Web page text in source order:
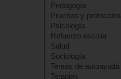
Pedagogía
Pruebas y protocolos
Psicología
Refuerzo escolar
Salud
Sociología
Temas de autoayuda
Terapias